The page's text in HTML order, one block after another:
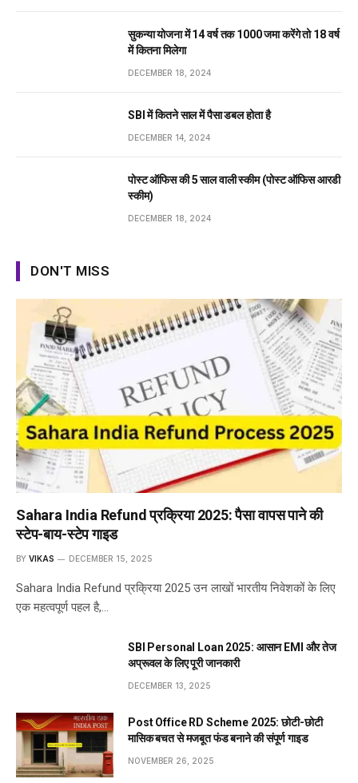
सुकन्या योजना में 14 वर्ष तक ₹1000 जमा करेंगे तो 18 वर्ष
में कितना मिलेगा
DECEMBER 18, 2024
SBI में कितने साल में पैसा डबल होता है
DECEMBER 14, 2024
पोस्ट ऑफिस की 5 साल वाली स्कीम (पोस्ट ऑफिस आरडी
स्कीम)
DECEMBER 18, 2024
DON'T MISS
Sahara India Refund प्रक्रिया 2025: पैसा वापस पाने की
स्टेप-बाय-स्टेप गाइड
BY VIKAS DECEMBER 15, 2025
Sahara India Refund प्रक्रिया 2025 उन लाखों भारतीय निवेशकों के लिए
एक महत्वपूर्ण पहल है,…
SBI Personal Loan 2025: आसान EMI और तेज
अप्रूवल के लिए पूरी जानकारी
DECEMBER 13, 2025
Post Office RD Scheme 2025: छोटी-छोटी
मासिक बचत से मजबूत फंड बनाने की संपूर्ण गाइड
NOVEMBER 26, 2025